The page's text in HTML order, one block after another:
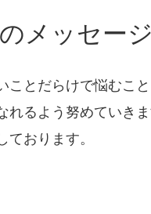
メッセージ
とだらけで悩むこ
るよう努めていきま
ております。